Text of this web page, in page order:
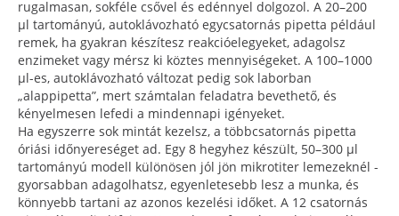
rugalmasan, sokféle csővel és edénnyel dolgozol. A 20–200
µl tartományú, autoklávozható egycsatornás pipetta például
remek, ha gyakran készítesz reakcióelegyeket, adagolsz
enzimeket vagy mérsz ki köztes mennyiségeket. A 100–1000
µl-es, autoklávozható változat pedig sok laborban
„alappipetta”, mert számtalan feladatra bevethető, és
kényelmesen lefedi a mindennapi igényeket.
Ha egyszerre sok mintát kezelsz, a többcsatornás pipetta
óriási időnyereséget ad. Egy 8 hegyhez készült, 50–300 μl
tartományú modell különösen jól jön mikrotiter lemezeknél -
gyorsabban adagolhatsz, egyenletesebb lesz a munka, és
könnyebb tartani az azonos kezelési időket. A 12 csatornás